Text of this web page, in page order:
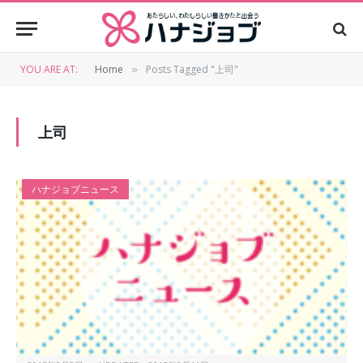
YOU ARE AT: Home » Posts Tagged "上司"
上司
ハナジョブニュース